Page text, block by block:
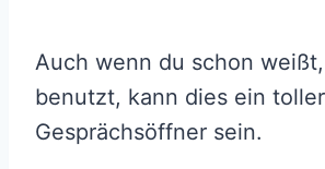
Auch wenn du schon
benutzt, kann dies ein toller
Gesprächsöffner sein.